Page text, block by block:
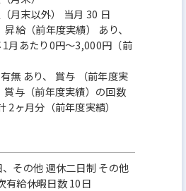
月末以外） 当月 30 日
給（前年度実績） あり、
月あたり0円～3,000円（前
無 あり、 賞与 （前年度実
賞与（前年度実績）の回数
ヶ月分（前年度実績）
その他 週休二日制 その他
有給休暇日数 10日